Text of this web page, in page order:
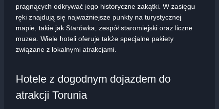
pragnących odkrywać jego historyczne zakątki. W zasięgu
ręki znajdują się najważniejsze punkty na turystycznej
mapie, takie jak Starówka, zespół staromiejski oraz liczne
muzea. Wiele hoteli oferuje także specjalne pakiety
związane z lokalnymi atrakcjami.
Hotele z dogodnym dojazdem do
atrakcji Torunia